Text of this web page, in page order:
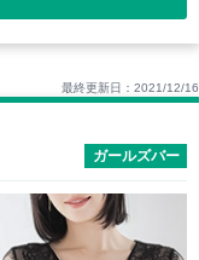
最終更新日：2021/12/16
ガールズバー